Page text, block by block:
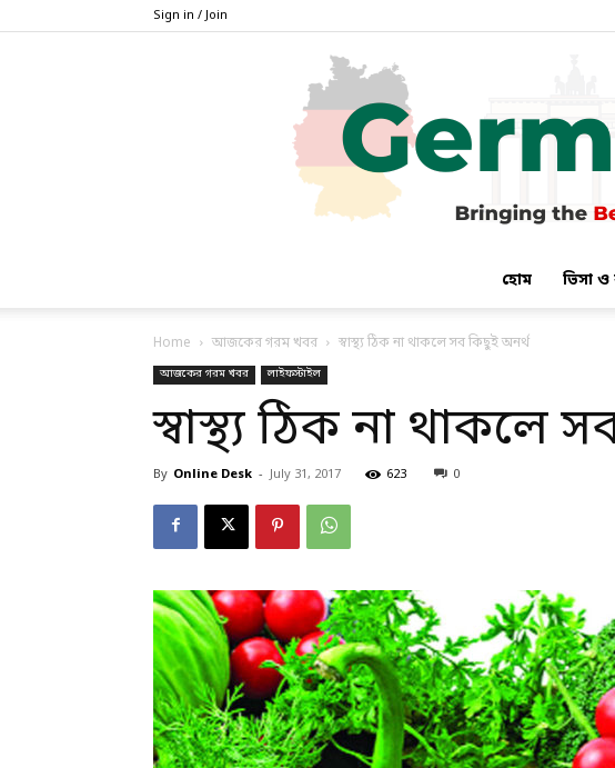
Sign in / Join
হোম ভিসা ও
Home আজকের গরম খবর স্বাস্থ্য ঠিক না থাকলে সব কিছুই অনর্থ
আজকের গরম খবর লাইফস্টাইল
স্বাস্থ্য ঠিক না থাকলে
By Online Desk - July 31, 2017 623 0